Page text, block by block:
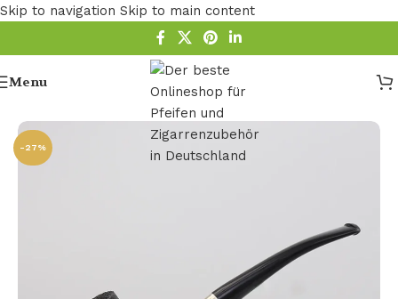
Skip to navigation Skip to main content
Menu
Holz Pfeife/Bruyere Pfeifen
-27%